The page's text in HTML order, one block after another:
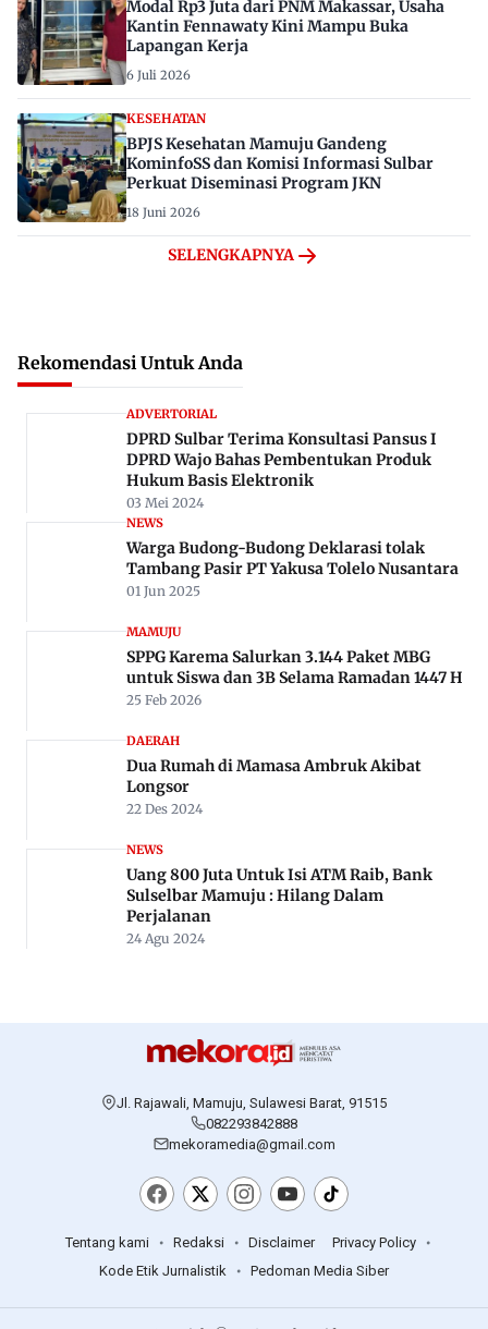
Modal Rp3 Juta dari PNM Makassar, Usaha
Kantin Fennawaty Kini Mampu Buka
Lapangan Kerja
6 Juli 2026
KESEHATAN
BPJS Kesehatan Mamuju Gandeng
KominfoSS dan Komisi Informasi Sulbar
Perkuat Diseminasi Program JKN
18 Juni 2026
SELENGKAPNYA
Rekomendasi Untuk Anda
ADVERTORIAL
DPRD Sulbar Terima Konsultasi Pansus I
DPRD Wajo Bahas Pembentukan Produk
Hukum Basis Elektronik
03 Mei 2024
NEWS
Warga Budong-Budong Deklarasi tolak
Tambang Pasir PT Yakusa Tolelo Nusantara
01 Jun 2025
MAMUJU
SPPG Karema Salurkan 3.144 Paket MBG
untuk Siswa dan 3B Selama Ramadan 1447 H
25 Feb 2026
DAERAH
Dua Rumah di Mamasa Ambruk Akibat
Longsor
22 Des 2024
NEWS
Uang 800 Juta Untuk Isi ATM Raib, Bank
Sulselbar Mamuju : Hilang Dalam
Perjalanan
24 Agu 2024
Jl. Rajawali, Mamuju, Sulawesi Barat, 91515
082293842888
mekoramedia@gmail.com
Tentang kami Redaksi Disclaimer
Privacy Policy
Kode Etik Jurnalistik
Pedoman Media Siber